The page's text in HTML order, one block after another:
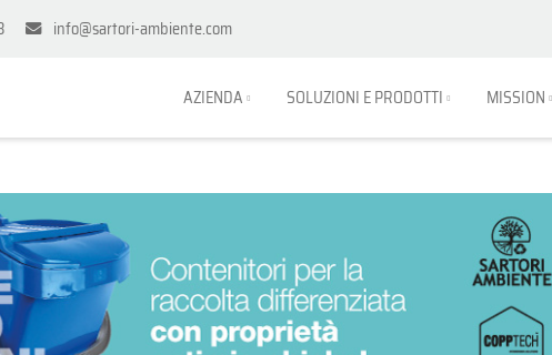
info@sartori-ambiente.com
AZIENDA SOLUZIONI E PRODOTTI MISSION